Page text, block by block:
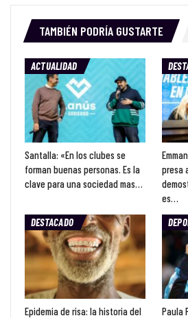
TAMBIÉN PODRÍA GUSTARTE
ACTUALIDAD
Santalla: «En los clubes se
forman buenas personas. Es la
clave para una sociedad mas…
presa
es…
DESTACADO
Epidemia de risa: la historia del
Paula